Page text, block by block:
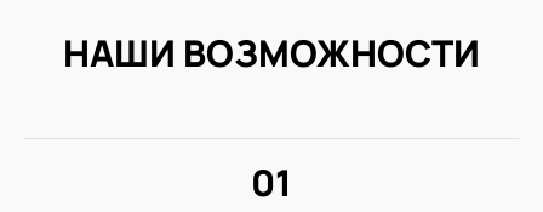
НАШИ ВОЗМОЖНОСТИ
01